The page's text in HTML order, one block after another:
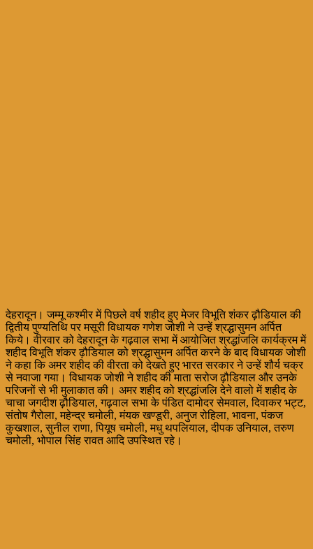
देहरादून। जम्मू कश्मीर में पिछले वर्ष शहीद हुए मेजर विभूति शंकर ढ़ौडियाल की
द्वितीय पुण्यतिथि पर मसूरी विधायक गणेश जोशी ने उन्हें श्रद्धासुमन अर्पित
किये। वीरवार को देहरादून के गढ़वाल सभा में आयोजित श्रद्धांजलि कार्यक्रम में
शहीद विभूति शंकर ढ़ौडियाल को श्रद्धासुमन अर्पित करने के बाद विधायक जोशी
ने कहा कि अमर शहीद की वीरता को देखते हुए भारत सरकार ने उन्हें शौर्य चक्र
से नवाजा गया। विधायक जोशी ने शहीद की माता सरोज ढ़ौडियाल और उनके
परिजनों से भी मुलाकात की। अमर शहीद को श्रद्धांजलि देने वालो में शहीद के
चाचा जगदीश ढ़ौडियाल, गढ़वाल सभा के पंडित दामोदर सेमवाल, दिवाकर भट्ट,
संतोष गैरोला, महेन्द्र चमोली, मंयक खण्डूरी, अनुज रोहिला, भावना, पंकज
कुखशाल, सुनील राणा, पियूष चमोली, मधु थपलियाल, दीपक उनियाल, तरुण
चमोली, भोपाल सिंह रावत आदि उपस्थित रहे।